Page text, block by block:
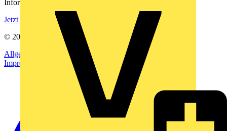
Informationen aus der Elektroindustrie.
Jetzt registrieren
© 2002-
Voltimum
Allgemeine Geschäftsbedingungen
Datenschutzerklärung
Impressum